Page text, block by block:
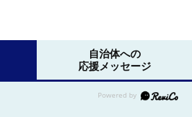
自治体への
応援メッセージ